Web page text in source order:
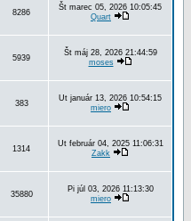
8286
Št marec 05, 2026 10:05:45
Quart
5939
Št máj 28, 2026 21:44:59
moses
383
Ut január 13, 2026 10:54:15
miero
1314
Ut február 04, 2025 11:06:31
Zakk
35880
Pi júl 03, 2026 11:13:30
miero